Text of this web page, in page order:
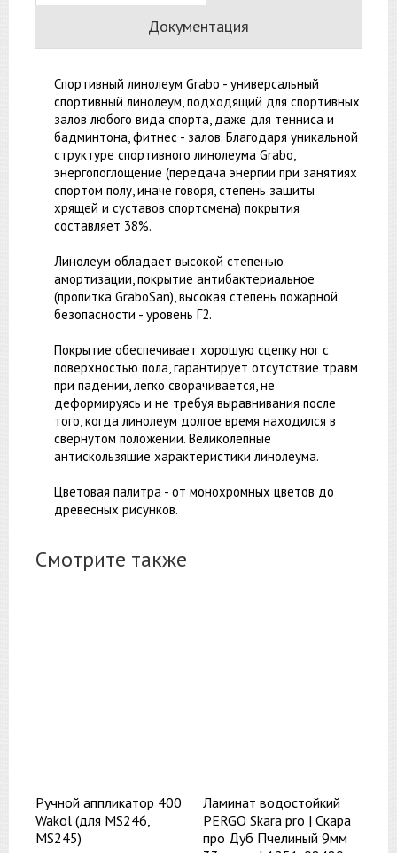
Документация
Спортивный линолеум Grabo - универсальный
спортивный линолеум, подходящий для спортивных
залов любого вида спорта, даже для тенниса и
бадминтона, фитнес - залов. Благодаря уникальной
структуре спортивного линолеума Grabo,
энергопоглощение (передача энергии при занятиях
спортом полу, иначе говоря, степень защиты
хрящей и суставов спортсмена) покрытия
составляет 38%.
Линолеум обладает высокой степенью
амортизации, покрытие антибактериальное
(пропитка GraboSan), высокая степень пожарной
безопасности - уровень Г2.
Покрытие обеспечивает хорошую сцепку ног с
поверхностью пола, гарантирует отсутствие травм
при падении, легко сворачивается, не
деформируясь и не требуя выравнивания после
того, когда линолеум долгое время находился в
свернутом положении. Великолепные
антискользящие характеристики линолеума.
Цветовая палитра - от монохромных цветов до
древесных рисунков.
Смотрите также
Ручной аппликатор 400
Wakol (для MS246,
MS245)
Ламинат водостойкий
PERGO Skara pro | Скара
про Дуб Пчелиный 9мм